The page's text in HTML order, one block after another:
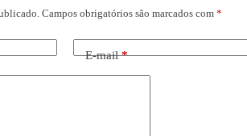
Campos obrigatórios são marcados com *
E-mail*